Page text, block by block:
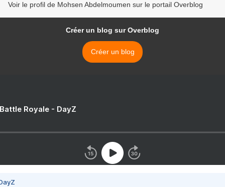
Voir le profil de Mohsen Abdelmoumen sur le portail Overblog
Créer un blog sur Overblog
Créer un blog
Royale - DayZ